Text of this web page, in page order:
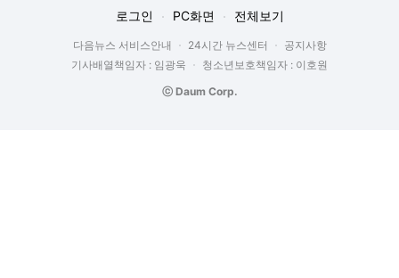
로그인 PC화면 전체보기
다음뉴스 서비스안내 24시간 뉴스센터
공지사항
기사배열책임자 : 임광욱
청소년보호책임자 : 이호원
ⓒ Daum Corp.